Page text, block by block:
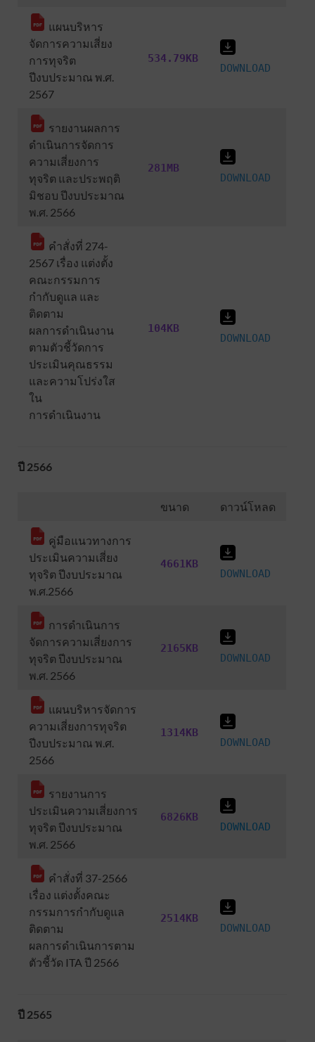
แผนบริหาร
จัดการความเสี่ยง
การทุจริต
ปีงบประมาณ พ.ศ.
2567
534.79KB
DOWNLOAD
รายงานผลการ
ดำเนินการจัดการ
ความเสี่ยงการ
ทุจริต และประพฤติ
มิชอบ ปีงบประมาณ
พ.ศ. 2566
281MB
DOWNLOAD
คำสั่งที่ 274-
2567 เรื่อง แต่งตั้ง
คณะกรรมการ
กำกับดูแล และ
ติดตาม
ผลการดำเนินงาน
ตามตัวชี้วัดการ
ประเมินคุณธรรม
และความโปร่งใส
ใน
การดำเนินงาน
104KB
DOWNLOAD
ปี 2566
ขนาด ดาวน์โหลด
คู่มือแนวทางการ
ประเมินความเสี่ยง
ทุจริต ปีงบประมาณ
พ.ศ.2566
4661KB
DOWNLOAD
การดำเนินการ
จัดการความเสี่ยงการ
ทุจริต ปีงบประมาณ
พ.ศ. 2566
2165KB
DOWNLOAD
แผนบริหารจัดการ
ความเสี่ยงการทุจริต
ปีงบประมาณ พ.ศ.
2566
1314KB
DOWNLOAD
รายงานการ
ประเมินความเสี่ยงการ
ทุจริต ปีงบประมาณ
พ.ศ. 2566
6826KB
DOWNLOAD
คำสั่งที่ 37-2566
เรื่อง แต่งตั้งคณะ
กรรมการกำกับดูแล
ติดตาม
ผลการดำเนินการตาม
ตัวชี้วัด ITA ปี 2566
2514KB
DOWNLOAD
ปี 2565